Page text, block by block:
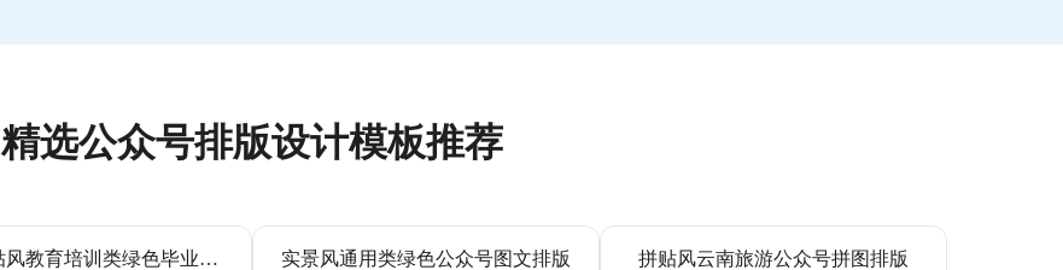
精选公众号排版设计模板推荐
实景拼贴风教育培训类绿色毕业季公众号内页海报 实景风通用类绿色公众号图文排版 拼贴风云南旅游公众号拼图排版